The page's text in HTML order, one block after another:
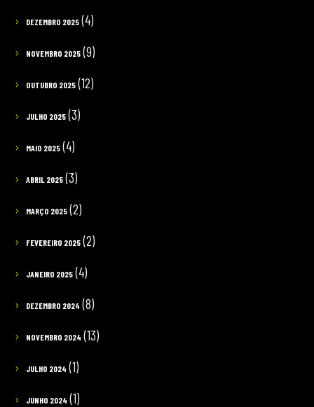
DEZEMBRO 2025(4)
NOVEMBRO 2025(9)
OUTUBRO 2025(12)
JULHO 2025(3)
MAIO 2025(4)
ABRIL 2025(3)
MARÇO 2025(2)
FEVEREIRO 2025(2)
JANEIRO 2025(4)
DEZEMBRO 2024 (8)
NOVEMBRO 2024 (13)
JULHO 2024 (1)
JUNHO 2024 (1)